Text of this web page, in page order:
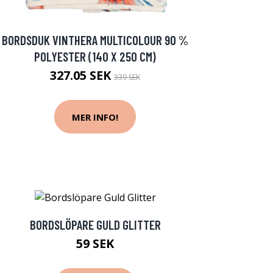
BORDSDUK VINTHERA MULTICOLOUR 90 %
POLYESTER (140 X 250 CM)
327.05 SEK 339 SEK
MER INFO!
BORDSLÖPARE GULD GLITTER
59 SEK